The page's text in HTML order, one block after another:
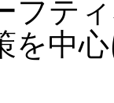
フテ
を中